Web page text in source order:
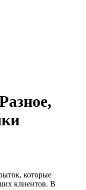
которые
клиентов. В